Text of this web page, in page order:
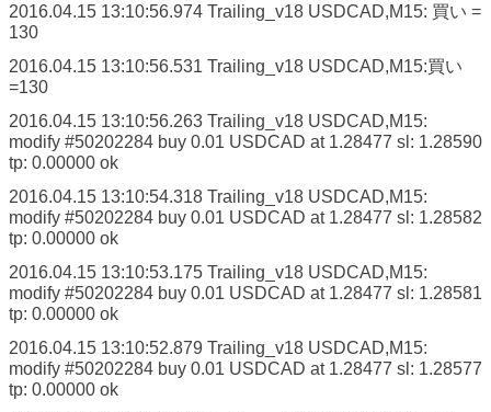
2016.04.15 13:10:56.974 Trailing_v18 USDCAD,M15: 買い =
130
2016.04.15 13:10:56.531 Trailing_v18 USDCAD,M15:買い
=130
2016.04.15 13:10:56.263 Trailing_v18 USDCAD,M15:
modify #50202284 buy 0.01 USDCAD at 1.28477 sl: 1.28590
tp: 0.00000 ok
2016.04.15 13:10:54.318 Trailing_v18 USDCAD,M15:
modify #50202284 buy 0.01 USDCAD at 1.28477 sl: 1.28582
tp: 0.00000 ok
2016.04.15 13:10:53.175 Trailing_v18 USDCAD,M15:
modify #50202284 buy 0.01 USDCAD at 1.28477 sl: 1.28581
tp: 0.00000 ok
2016.04.15 13:10:52.879 Trailing_v18 USDCAD,M15:
modify #50202284 buy 0.01 USDCAD at 1.28477 sl: 1.28577
tp: 0.00000 ok